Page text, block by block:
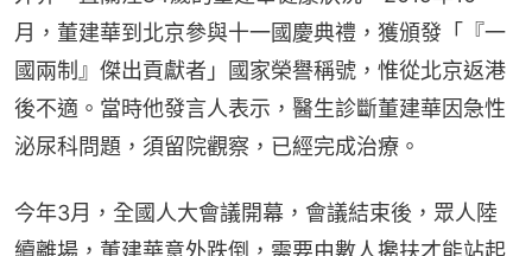
月，董建華到北京參與十一國慶典禮，獲頒發「『一
國兩制』傑出貢獻者」國家榮譽稱號，惟從北京返港
後不適。當時他發言人表示，醫生診斷董建華因急性
泌尿科問題，須留院觀察，已經完成治療。
今年3月，全國人大會議開幕，會議結束後，眾人陸
續離場，董建華意外跌倒，需要由數人攙扶才能站起